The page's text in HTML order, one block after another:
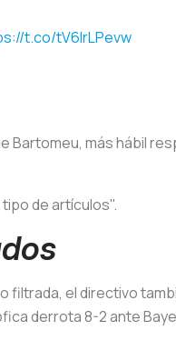
t.co/tV6lrLPevw
Bartomeu, más hábil
de artículos".
filtrada, el directivo
derrota 8-2 ante